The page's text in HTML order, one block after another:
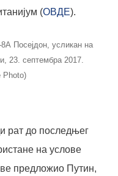
(ОВДЕ).
Посејдон, усликан на
23. септембра 2017.
Photo)
рат до последњег
на услове
предложио Путин,